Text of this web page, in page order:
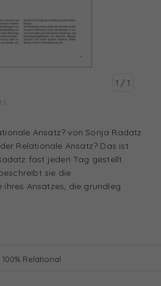
1 / 1
Ansatz? von Sonja Radatz
Relationale Ansatz? Das ist
fast jeden Tag gestellt
sie die
ihres Ansatzes, die grundleg
100% Relational